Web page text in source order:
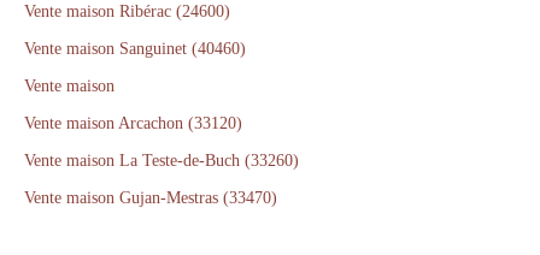
Vente maison Ribérac (24600)
Vente maison Sanguinet (40460)
Vente maison
Vente maison Arcachon (33120)
Vente maison La Teste-de-Buch (33260)
Vente maison Gujan-Mestras (33470)